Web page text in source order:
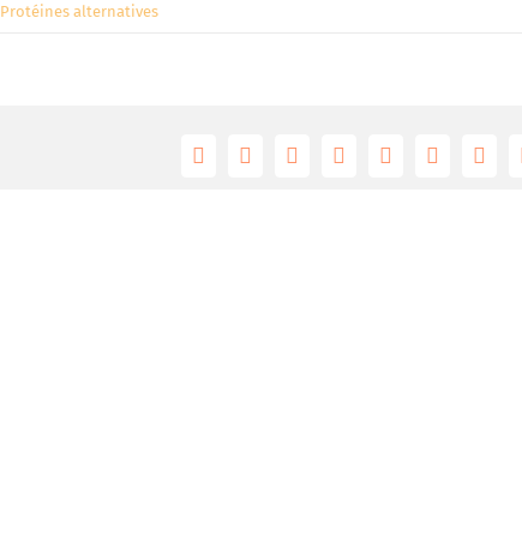
Protéines alternatives
FacebookTwitterRedditLinkedInTumblrPinterest
Vk